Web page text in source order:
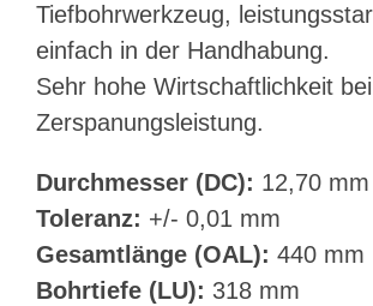
Tiefbohrwerkzeug,
einfach in der Handhabung.
Sehr hohe Wirtschaftlichkeit
Zerspanungsleistung.
Durchmesser (DC): 12,70 mm
Toleranz: +/- 0,01 mm
Gesamtlänge (OAL): 440 mm
Bohrtiefe (LU): 318 mm